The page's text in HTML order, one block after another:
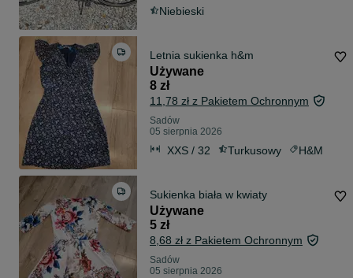
Niebieski
Letnia sukienka h&m
Używane
8 zł
11,78 zł z Pakietem Ochronnym
Sadów
05 sierpnia 2026
XXS / 32 Turkusowy H&M
Sukienka biała w kwiaty
Używane
5 zł
8,68 zł z Pakietem Ochronnym
Sadów
05 sierpnia 2026